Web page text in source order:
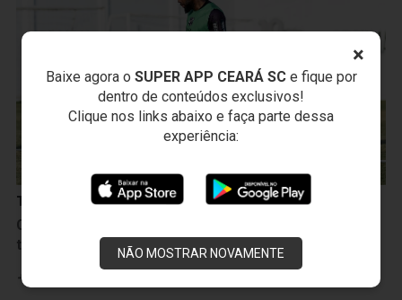
×
Baixe agora o SUPER APP CEARÁ SCe fique por
dentro de conteúdos exclusivos!
Clique nos links abaixo e faça parte dessa
experiência:
NÃO MOSTRAR NOVAMENTE
Treinos
Ceará realiza treino coletivo no penúltimo dia de
trabalho para encarar a Ponte Preta